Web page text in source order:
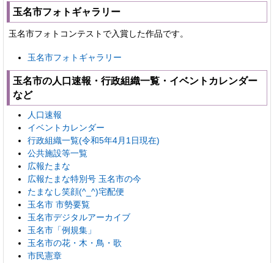
玉名市フォトギャラリー
玉名市フォトコンテストで入賞した作品です。
玉名市フォトギャラリー
玉名市の人口速報・行政組織一覧・イベントカレンダー
など
人口速報
イベントカレンダー
行政組織一覧(令和5年4月1日現在)
公共施設等一覧
広報たまな
広報たまな特別号 玉名市の今
たまなし笑顔(^_^)宅配便
玉名市 市勢要覧
玉名市デジタルアーカイブ
玉名市「例規集」
玉名市の花・木・鳥・歌
市民憲章